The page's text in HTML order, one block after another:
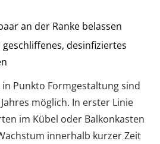
an der Ranke belassen
desinfiziertes
Punkto Formgestaltung sind
möglich. In erster Linie
im Kübel oder Balkonkasten
innerhalb kurzer Zeit